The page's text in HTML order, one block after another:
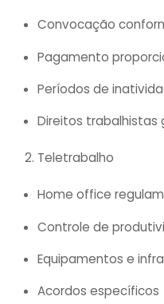
Convocação
Pagamento
Períodos de
Direitos trabalhistas
Teletrabalho
Home office
Controle de
Equipamentos e
Acordos específicos